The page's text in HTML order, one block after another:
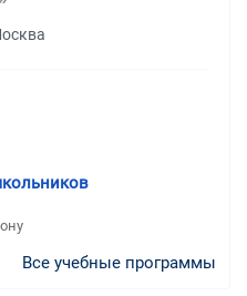
Все учебные программы